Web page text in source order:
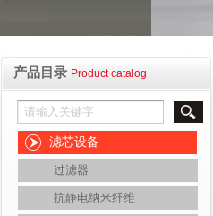
产品目录 Product catalog
滤芯设备
过滤器
抗静电纳米纤维